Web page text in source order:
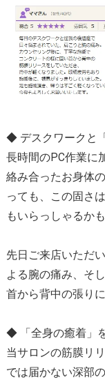
◆ デスクワークと
長時間のPC作業に
絡み合ったお身体
っても、この固さ
もいらっしゃるか
先日ご来店いただ
よる腕の痛み、そ
首から背中の張り
◆ 「全身の癒着」
当サロンの筋膜リ
では届かない深部